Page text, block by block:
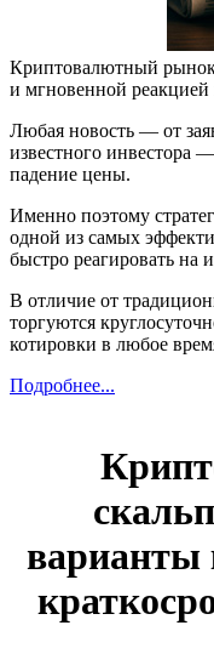
Криптовалютный рынок
и мгновенной
Любая новость — от
известного инвестора
падение цены.
Именно поэтому
одной из самых
быстро реагировать на
В отличие от
торгуются
котировки в любое
Подробнее...
варианты